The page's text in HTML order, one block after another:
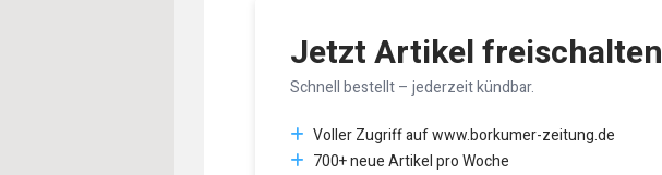
Jetzt Artikel freischalten
Schnell bestellt – jederzeit kündbar.
Voller Zugriff auf www.borkumer-zeitung.de
700+ neue Artikel pro Woche